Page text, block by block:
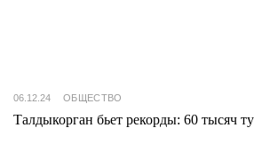
06.12.24 ОБЩЕСТВО
Талдыкорган бьет рекорды: 60 тысяч